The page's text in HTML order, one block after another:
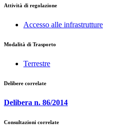
Attività di regolazione
Accesso alle infrastrutture
Modalità di Trasporto
Terrestre
Delibere correlate
Delibera n. 86/2014
Consultazioni correlate